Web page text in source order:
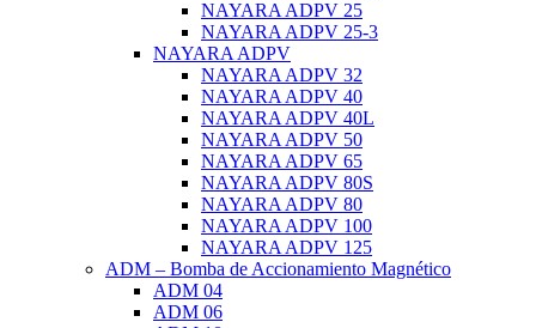
NAYARA ADPV 25
NAYARA ADPV 25-3
NAYARA ADPV
NAYARA ADPV 32
NAYARA ADPV 40
NAYARA ADPV 40L
NAYARA ADPV 50
NAYARA ADPV 65
NAYARA ADPV 80S
NAYARA ADPV 80
NAYARA ADPV 100
NAYARA ADPV 125
ADM – Bomba de Accionamiento Magnético
ADM 04
ADM 06